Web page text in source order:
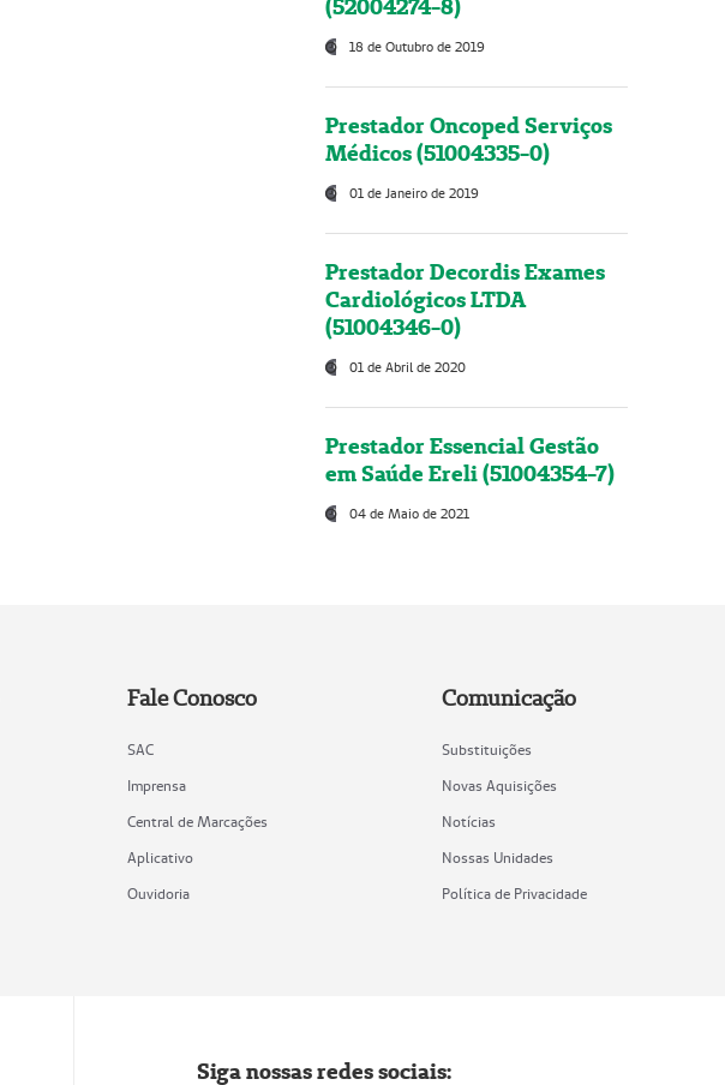
(52004274-8)
18 de Outubro de 2019
Prestador Oncoped Serviços
Médicos (51004335-0)
01 de Janeiro de 2019
Prestador Decordis Exames
Cardiológicos LTDA
(51004346-0)
01 de Abril de 2020
Prestador Essencial Gestão
em Saúde Ereli (51004354-7)
04 de Maio de 2021
Fale Conosco
SAC
Imprensa
Central de Marcações
Aplicativo
Ouvidoria
Comunicação
Substituições
Novas Aquisições
Notícias
Nossas Unidades
Política de Privacidade
Siga nossas redes sociais: